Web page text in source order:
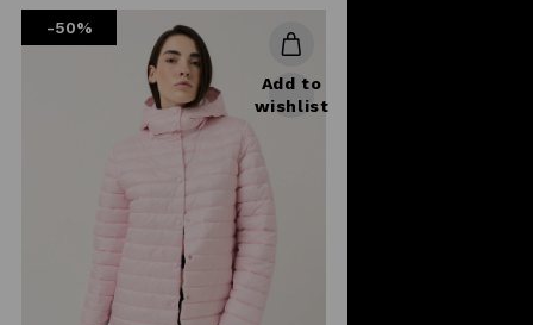
-50%
Add to
wishlist